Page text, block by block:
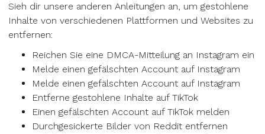
Sieh dir unsere anderen Anleitungen an, um gestohlene
Inhalte von verschiedenen Plattformen und Websites zu
entfernen:
Reichen Sie eine DMCA-Mitteilung an Instagram ein
Melde einen gefälschten Account auf Instagram
Melde einen gefälschten Account auf Instagram
Entferne gestohlene Inhalte auf TikTok
Einen gefälschten Account auf TikTok melden
Durchgesickerte Bilder von Reddit entfernen